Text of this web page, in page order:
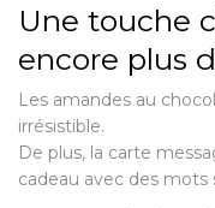
Une touche
encore plus
Les amandes au
irrésistible.
De plus, la carte
cadeau avec des mots